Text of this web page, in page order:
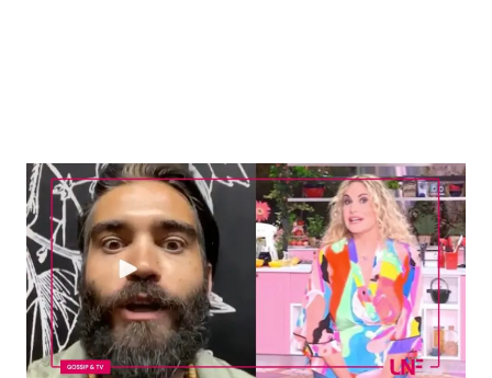
News Musica
News Spettacolo
Benessere
Casa
Cucina e Ricette
Consigli di Cucina